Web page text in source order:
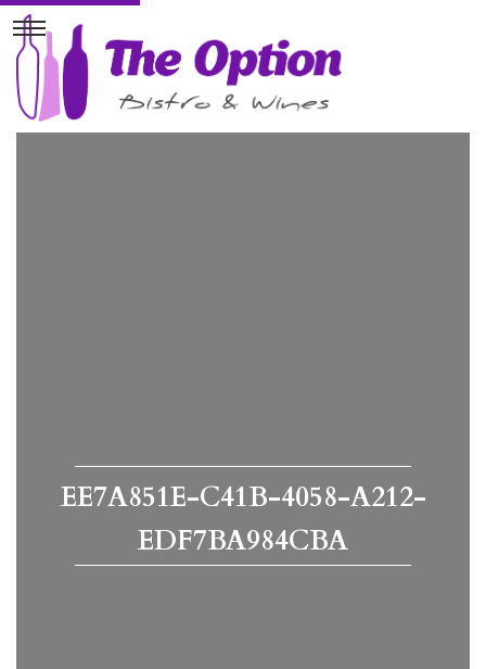
EE7A851E-C41B-4058-A212-
EDF7BA984CBA